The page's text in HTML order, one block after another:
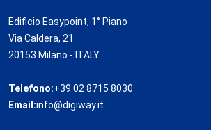
Edificio Easypoint, 1° Piano
Via Caldera, 21
20153 Milano - ITALY
Telefono:+39 02 8715 8030
Email:info@digiway.it